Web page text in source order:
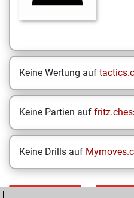
Keine Wertung auf
Keine Partien auf
Keine Drills auf
STARTSEITE